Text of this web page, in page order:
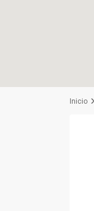
Inicio